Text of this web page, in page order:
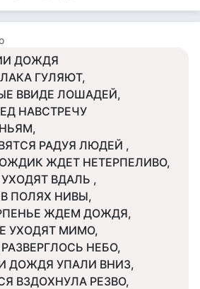
ДОЖДЯ
ГУЛЯЮТ,
ВВИДЕ ЛОШАДЕЙ,
НАВСТРЕЧУ
РАДУЯ ЛЮДЕЙ ,
ЖДЕТ НЕТЕРПЕЛИВО,
ВДАЛЬ ,
ПОЛЯХ НИВЫ,
ЖДЕМ ДОЖДЯ,
УХОДЯТ МИМО,
НЕБО,
ДОЖДЯ УПАЛИ ВНИЗ,
ВЗДОХНУЛА РЕЗВО,